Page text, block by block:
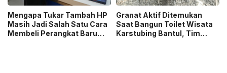
Mengapa Tukar Tambah HP
Masih Jadi Salah Satu Cara
Membeli Perangkat Baru
Granat Aktif Ditemukan
Saat Bangun Toilet Wisata
Karstubing Bantul, Tim